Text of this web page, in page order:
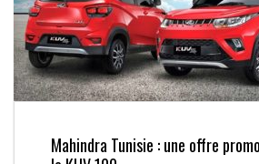
Mahindra Tunisie : une offre